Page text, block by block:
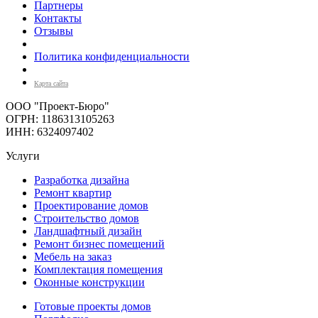
Партнеры
Контакты
Отзывы
Политика конфиденциальности
Карта сайта
ООО "Проект-Бюро"
ОГРН: 1186313105263
ИНН: 6324097402
Услуги
Разработка дизайна
Ремонт квартир
Проектирование домов
Строительство домов
Ландшафтный дизайн
Ремонт бизнес помещений
Мебель на заказ
Комплектация помещения
Оконные конструкции
Готовые проекты домов